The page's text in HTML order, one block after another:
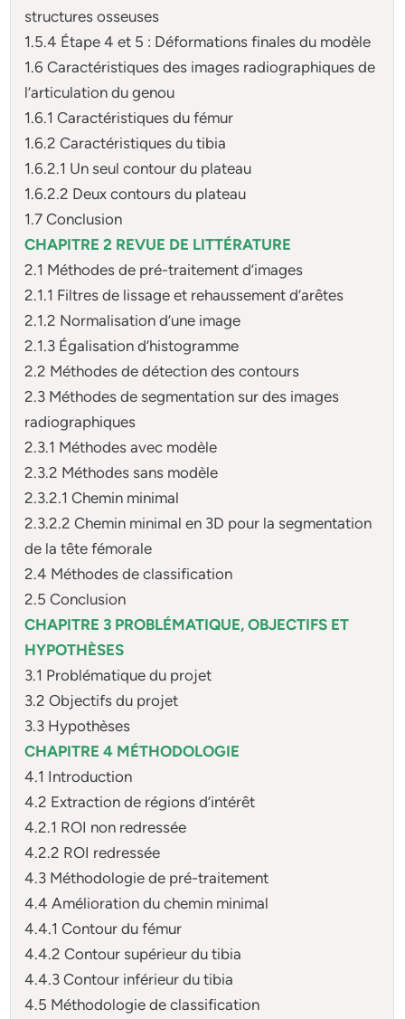
structures osseuses
1.5.4 Étape 4 et 5 : Déformations finales du modèle
1.6 Caractéristiques des images radiographiques de
l’articulation du genou
1.6.1 Caractéristiques du fémur
1.6.2 Caractéristiques du tibia
1.6.2.1 Un seul contour du plateau
1.6.2.2 Deux contours du plateau
1.7 Conclusion
CHAPITRE 2 REVUE DE LITTÉRATURE
2.1 Méthodes de pré-traitement d’images
2.1.1 Filtres de lissage et rehaussement d’arêtes
2.1.2 Normalisation d’une image
2.1.3 Égalisation d’histogramme
2.2 Méthodes de détection des contours
2.3 Méthodes de segmentation sur des images
radiographiques
2.3.1 Méthodes avec modèle
2.3.2 Méthodes sans modèle
2.3.2.1 Chemin minimal
2.3.2.2 Chemin minimal en 3D pour la segmentation
de la tête fémorale
2.4 Méthodes de classification
2.5 Conclusion
CHAPITRE 3 PROBLÉMATIQUE, OBJECTIFS ET
HYPOTHÈSES
3.1 Problématique du projet
3.2 Objectifs du projet
3.3 Hypothèses
CHAPITRE 4 MÉTHODOLOGIE
4.1 Introduction
4.2 Extraction de régions d’intérêt
4.2.1 ROI non redressée
4.2.2 ROI redressée
4.3 Méthodologie de pré-traitement
4.4 Amélioration du chemin minimal
4.4.1 Contour du fémur
4.4.2 Contour supérieur du tibia
4.4.3 Contour inférieur du tibia
4.5 Méthodologie de classification